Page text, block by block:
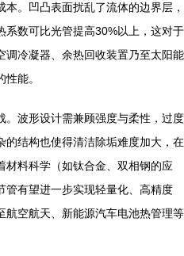
。凹凸表面扰乱了流体的边界层，
系数可比光管提高30%以上，这对于
调冷凝器、余热回收装置乃至太阳能
能。
。波形设计需兼顾强度与柔性，过度
的结构也使得清洁除垢难度加大，在
材料科学（如钛合金、双相钢的应
管有望进一步实现轻量化、高精度
航空航天、新能源汽车电池热管理等